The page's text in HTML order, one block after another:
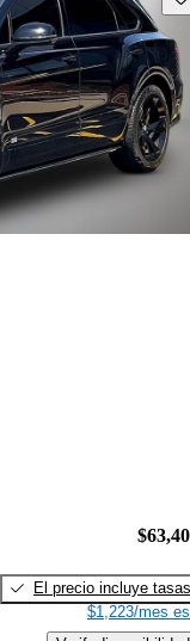
El precio incluye tasas
$1,223/mes